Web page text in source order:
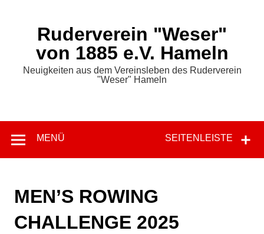
Ruderverein "Weser"
von 1885 e.V. Hameln
Neuigkeiten aus dem Vereinsleben des Ruderverein
"Weser" Hameln
SEITENLEISTE
MENÜ
MEN’S ROWING
CHALLENGE 2025